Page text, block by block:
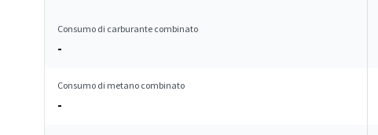
Consumo di carburante combinato
-
Consumo di metano combinato
-